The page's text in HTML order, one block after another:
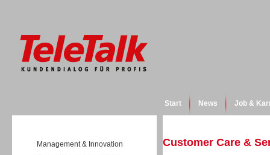
Start News Job &
Management & Innovation
Customer Care &